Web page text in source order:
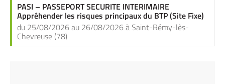
PASI – PASSEPORT SECURITE INTERIMAIRE
Appréhender les risques principaux du BTP (Site Fixe)
du 25/08/2026 au 26/08/2026 à Saint-Rémy-lès-
Chevreuse (78)